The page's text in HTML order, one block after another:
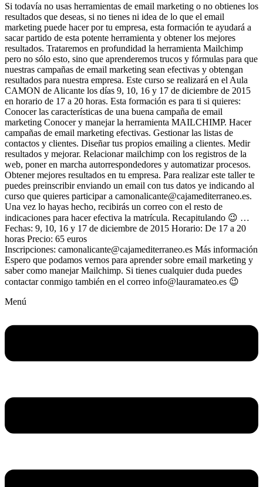
Si todavía no usas herramientas de email marketing o no obtienes los
resultados que deseas, si no tienes ni idea de lo que el email
marketing puede hacer por tu empresa, esta formación te ayudará a
sacar partido de esta potente herramienta y obtener los mejores
resultados. Trataremos en profundidad la herramienta Mailchimp
pero no sólo esto, sino que aprenderemos trucos y fórmulas para que
nuestras campañas de email marketing sean efectivas y obtengan
resultados para nuestra empresa. Este curso se realizará en el Aula
CAMON de Alicante los días 9, 10, 16 y 17 de diciembre de 2015
en horario de 17 a 20 horas. Esta formación es para ti si quieres:
Conocer las características de una buena campaña de email
marketing Conocer y manejar la herramienta MAILCHIMP. Hacer
campañas de email marketing efectivas. Gestionar las listas de
contactos y clientes. Diseñar tus propios emailing a clientes. Medir
resultados y mejorar. Relacionar mailchimp con los registros de la
web, poner en marcha autorrespondedores y automatizar procesos.
Obtener mejores resultados en tu empresa. Para realizar este taller te
puedes preinscribir enviando un email con tus datos ye indicando al
curso que quieres participar a camonalicante@cajamediterraneo.es.
Una vez lo hayas hecho, recibirás un correo con el resto de
indicaciones para hacer efectiva la matrícula. Recapitulando 😉 …
Fechas: 9, 10, 16 y 17 de diciembre de 2015 Horario: De 17 a 20
horas Precio: 65 euros
Inscripciones: camonalicante@cajamediterraneo.es Más información
Espero que podamos vernos para aprender sobre email marketing y
saber como manejar Mailchimp. Si tienes cualquier duda puedes
contactar conmigo también en el correo info@lauramateo.es 😉
Menú